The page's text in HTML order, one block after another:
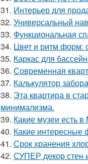
31. Интерьер для
32. Универсальный
33. Функциональная
34. Цвет и ритм форм:
35. Каркас для
36. Современная
37. Калькулятор
38. Эта квартира в
минимализма.
39. Какие музеи есть
40. Какие интересные
41. Срок хранения
42. СУПЕР декор стен